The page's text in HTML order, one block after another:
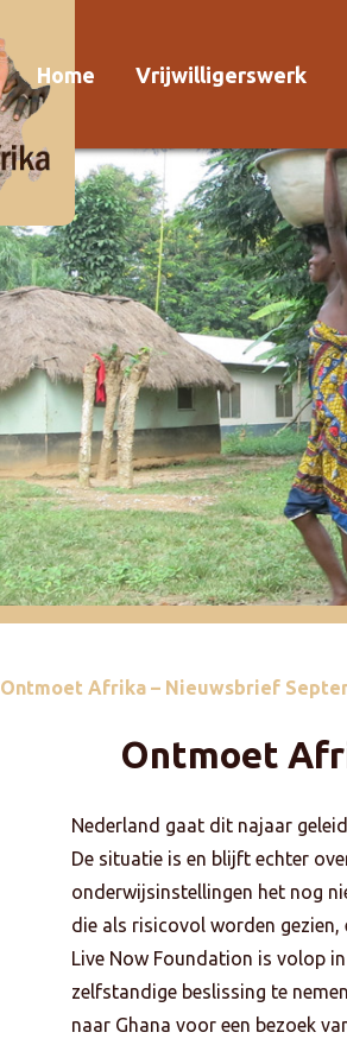
Home Vrijwilligerswerk
Ontmoet Afrika – Nieuwsbrief
Ontmoet
Nederland gaat dit najaar
De situatie is en blijft echter
onderwijsinstellingen het nog
die als risicovol worden
Live Now Foundation is volop
zelfstandige beslissing te
naar Ghana voor een bezoek